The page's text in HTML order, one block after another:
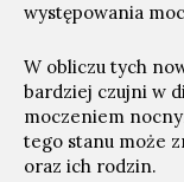
występowania
W obliczu tych
bardziej czujni w
moczeniem
tego stanu może
oraz ich rodzin.